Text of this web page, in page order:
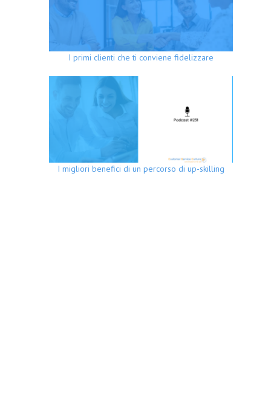
I primi clienti che ti conviene fidelizzare
I migliori benefici di un percorso di up-skilling